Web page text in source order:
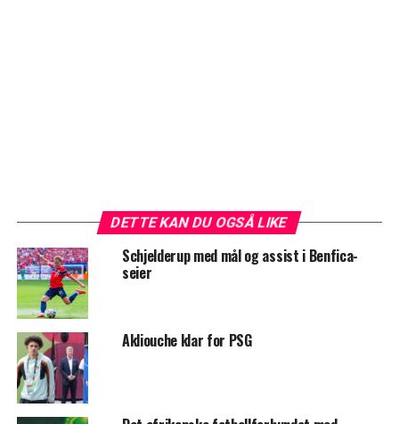
DETTE KAN DU OGSÅ LIKE
Schjelderup med mål og assist i Benfica-
seier
Akliouche klar for PSG